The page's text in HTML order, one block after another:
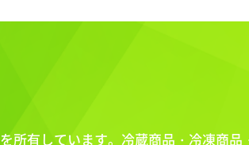
所有しています。冷蔵商品・冷凍商品